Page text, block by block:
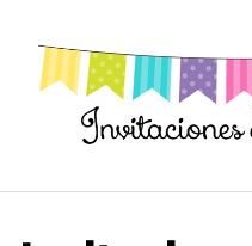
contenido